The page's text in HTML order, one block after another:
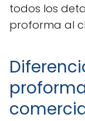
todos los
proforma al